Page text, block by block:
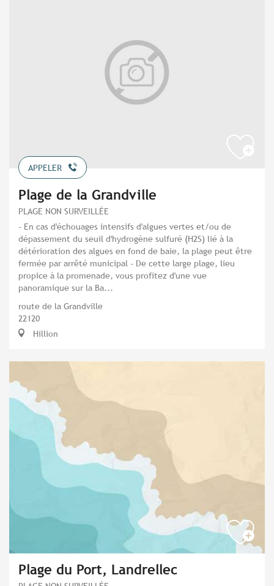
APPELER
Plage de la Grandville
PLAGE NON SURVEILLÉE
- En cas d'échouages intensifs d'algues vertes et/ou de
dépassement du seuil d'hydrogène sulfuré (H2S) lié à la
détérioration des algues en fond de baie, la plage peut être
fermée par arrêté municipal - De cette large plage, lieu
propice à la promenade, vous profitez d'une vue
panoramique sur la Ba...
route de la Grandville
22120
Hillion
Plage du Port, Landrellec